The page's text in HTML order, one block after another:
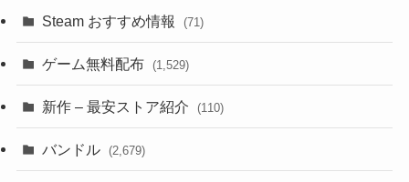
Steam おすすめ情報 (71)
ゲーム無料配布 (1,529)
新作 – 最安ストア紹介 (110)
バンドル (2,679)